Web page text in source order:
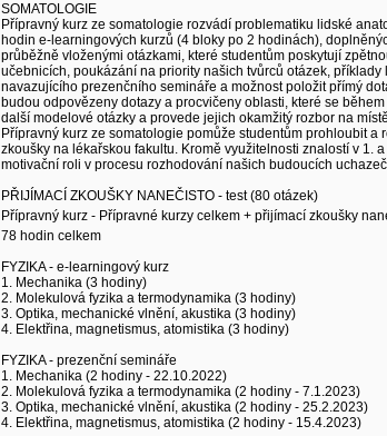
SOMATOLOGIE
Přípravný kurz ze somatologie rozvádí problematiku lidské
hodin e-learningových kurzů (4 bloky po 2 hodinách),
průběžně vloženými otázkami, které studentům poskytují
učebnicích, poukázání na priority našich tvůrců otázek,
navazujícího prezenčního semináře a možnost položit přímý
budou odpovězeny dotazy a procvičeny oblasti, které se
další modelové otázky a provede jejich okamžitý rozbor na
Přípravný kurz ze somatologie pomůže studentům prohloubit
zkoušky na lékařskou fakultu. Kromě využitelnosti znalostí v 1.
motivační roli v procesu rozhodování našich budoucích
PŘIJÍMACÍ ZKOUŠKY NANEČISTO - test (80 otázek)
Přípravný kurz - Přípravné kurzy celkem + přijímací zkoušky
78 hodin celkem
FYZIKA - e-learningový kurz
1. Mechanika (3 hodiny)
2. Molekulová fyzika a termodynamika (3 hodiny)
3. Optika, mechanické vlnění, akustika (3 hodiny)
4. Elektřina, magnetismus, atomistika (3 hodiny)
FYZIKA - prezenční semináře
1. Mechanika (2 hodiny - 22.10.2022)
2. Molekulová fyzika a termodynamika (2 hodiny - 7.1.2023)
3. Optika, mechanické vlnění, akustika (2 hodiny - 25.2.2023)
4. Elektřina, magnetismus, atomistika (2 hodiny - 15.4.2023)